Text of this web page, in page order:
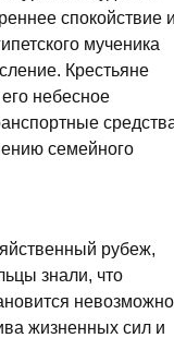
спокойствие
мученика
Крестьяне
небесное
семейного
рубеж,
знали, что
невозможно
жизненных сил и